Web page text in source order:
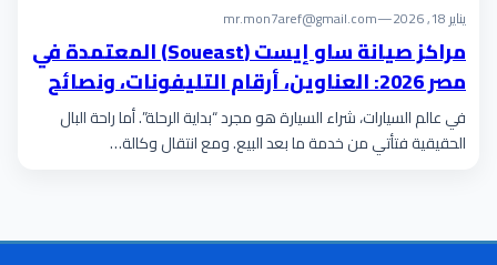
يناير 18, 2026 —
mr.mon7aref@gmail.com
مراكز صيانة ساو إيست (Soueast) المعتمدة في
مصر 2026: العناوين، أرقام التليفونات، ونصائح
الحفاظ على الضمان
في عالم السيارات، شراء السيارة هو مجرد “بداية الرحلة”. أما راحة البال
الحقيقية فتأتي من خدمة ما بعد البيع. ومع انتقال وكالة…